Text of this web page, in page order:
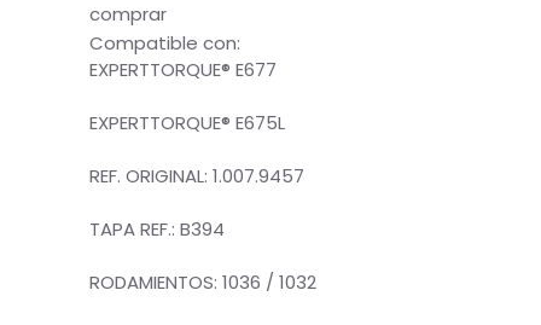
comprar
Compatible con:
EXPERTTORQUE® E677
EXPERTTORQUE® E675L
REF. ORIGINAL: 1.007.9457
TAPA REF.: B394
RODAMIENTOS: 1036 / 1032